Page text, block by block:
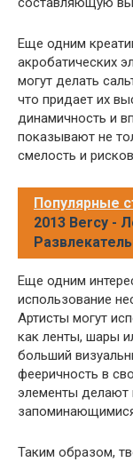
Еще одним
акробатических
могут делать
что придает их
динамичность и
показывают не
смелость и
Популярные
2013 Bercy -
Еще одним
использование
Артисты могут
как ленты, шары
больший
фееричность в
элементы делают
Таким образом,